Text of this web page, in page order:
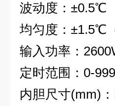
波动度：±0.5℃
均匀度：±1.5℃
输入功率：
定时范围：0-
内胆尺寸(mm)